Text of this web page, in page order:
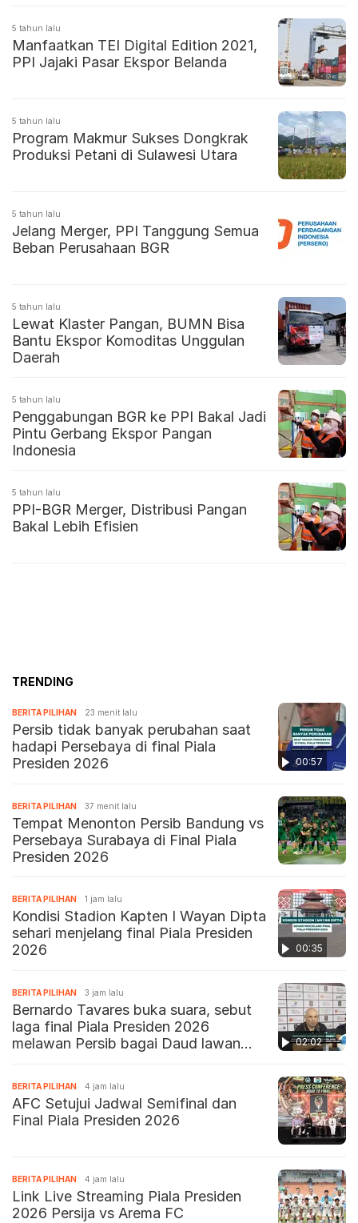
5 tahun lalu
Manfaatkan TEI Digital Edition 2021,
PPI Jajaki Pasar Ekspor Belanda
5 tahun lalu
Program Makmur Sukses Dongkrak
Produksi Petani di Sulawesi Utara
5 tahun lalu
Jelang Merger, PPI Tanggung Semua
Beban Perusahaan BGR
5 tahun lalu
Lewat Klaster Pangan, BUMN Bisa
Bantu Ekspor Komoditas Unggulan
Daerah
5 tahun lalu
Penggabungan BGR ke PPI Bakal Jadi
Pintu Gerbang Ekspor Pangan
Indonesia
5 tahun lalu
PPI-BGR Merger, Distribusi Pangan
Bakal Lebih Efisien
TRENDING
00:57
BERITA PILIHAN 23 menit lalu
Persib tidak banyak perubahan saat
hadapi Persebaya di final Piala
Presiden 2026
BERITA PILIHAN 37 menit lalu
Tempat Menonton Persib Bandung vs
Persebaya Surabaya di Final Piala
Presiden 2026
00:35
BERITA PILIHAN 1 jam lalu
Kondisi Stadion Kapten I Wayan Dipta
sehari menjelang final Piala Presiden
2026
02:02
BERITA PILIHAN 3 jam lalu
Bernardo Tavares buka suara, sebut
laga final Piala Presiden 2026
melawan Persib bagai Daud lawan
BERITA PILIHAN 4 jam lalu
AFC Setujui Jadwal Semifinal dan
Final Piala Presiden 2026
BERITA PILIHAN 4 jam lalu
Link Live Streaming Piala Presiden
2026 Persija vs Arema FC